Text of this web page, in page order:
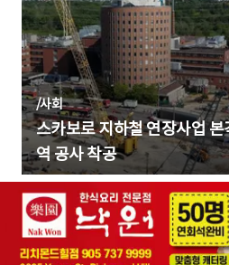
/사회
스카보로 지하철 연장사업
역 공사 착공